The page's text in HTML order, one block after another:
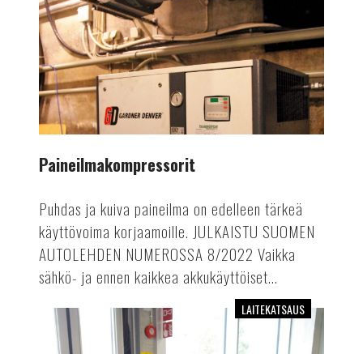
Paineilmakompressorit
Puhdas ja kuiva paineilma on edelleen tärkeä
käyttövoima korjaamoille. JULKAISTU SUOMEN
AUTOLEHDEN NUMEROSSA 8/2022 Vaikka
sähkö- ja ennen kaikkea akkukäyttöiset...
Edulliset
diagnoositesterit
LAITEKATSAUS